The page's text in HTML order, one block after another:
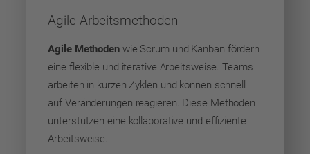
Agile Arbeitsmethoden
Agile Methodenwie Scrum und Kanban fördern
eine flexible und iterative Arbeitsweise. Teams
arbeiten in kurzen Zyklen und können schnell
auf Veränderungen reagieren. Diese Methoden
unterstützen eine kollaborative und effiziente
Arbeitsweise.